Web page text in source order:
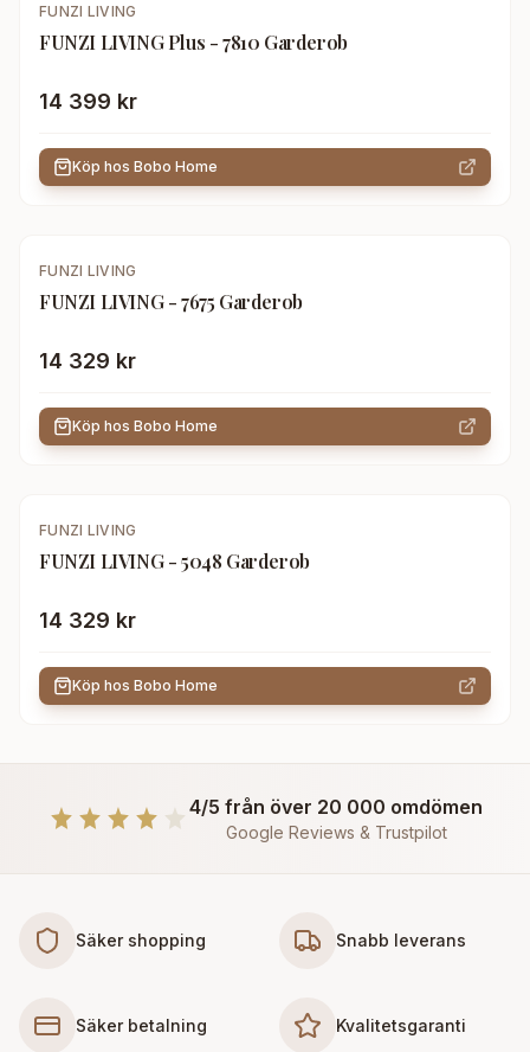
FUNZI LIVING
FUNZI LIVING Plus - 7810 Garderob
14 399 kr
Köp hos Bobo Home
FUNZI LIVING
FUNZI LIVING - 7675 Garderob
14 329 kr
Köp hos Bobo Home
FUNZI LIVING
FUNZI LIVING - 5048 Garderob
14 329 kr
Köp hos Bobo Home
4/5 från över 20 000 omdömen
Google Reviews & Trustpilot
Säker shopping Snabb leverans
Säker betalning Kvalitetsgaranti